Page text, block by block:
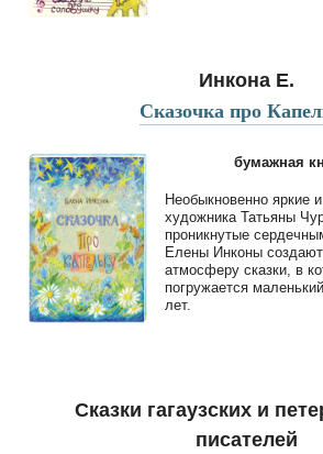
Инкона Е.
Сказочка про
бумажная
Необыкновенно яркие
художника Татьяны
проникнутые
Елены Инконы
атмосферу сказки, в
погружается
лет.
Сказки гагаузских и
писателей